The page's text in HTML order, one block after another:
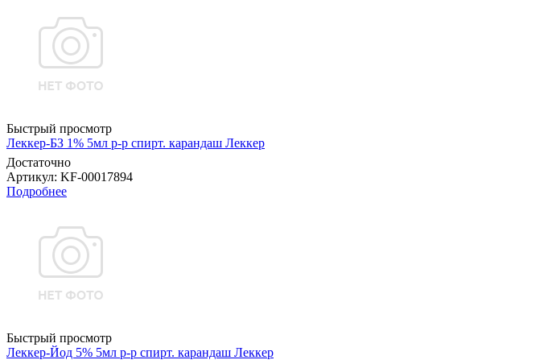
Быстрый просмотр
Леккер-БЗ 1% 5мл р-р спирт. карандаш Леккер
Достаточно
Артикул: KF-00017894
Подробнее
Быстрый просмотр
Леккер-Йод 5% 5мл р-р спирт. карандаш Леккер